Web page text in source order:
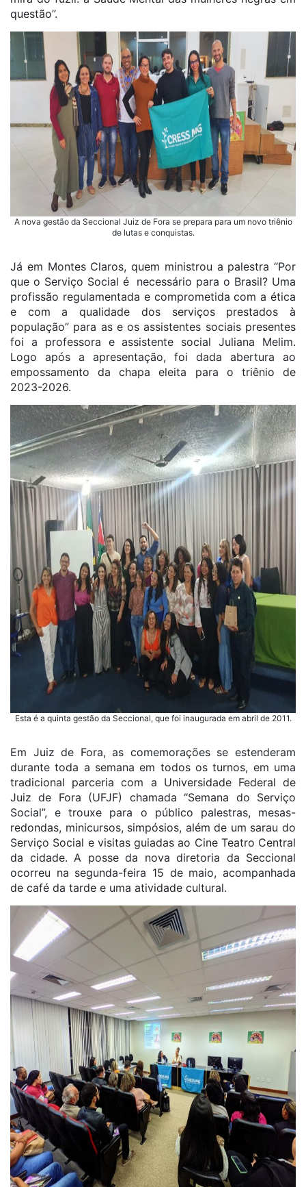
questão”.
A nova gestão da Seccional Juiz de Fora se prepara para um novo triênio
de lutas e conquistas.
Já em Montes Claros, quem ministrou a palestra “Por
que o Serviço Social é necessário para o Brasil? Uma
profissão regulamentada e comprometida com a ética
e com a qualidade dos serviços prestados à
população” para as e os assistentes sociais presentes
foi a professora e assistente social Juliana Melim.
Logo após a apresentação, foi dada abertura ao
empossamento da chapa eleita para o triênio de
2023-2026.
Esta é a quinta gestão da Seccional, que foi inaugurada em abril de 2011.
Em Juiz de Fora, as comemorações se estenderam
durante toda a semana em todos os turnos, em uma
tradicional parceria com a Universidade Federal de
Juiz de Fora (UFJF) chamada “Semana do Serviço
Social”, e trouxe para o público palestras, mesas-
redondas, minicursos, simpósios, além de um sarau do
Serviço Social e visitas guiadas ao Cine Teatro Central
da cidade. A posse da nova diretoria da Seccional
ocorreu na segunda-feira 15 de maio, acompanhada
de café da tarde e uma atividade cultural.